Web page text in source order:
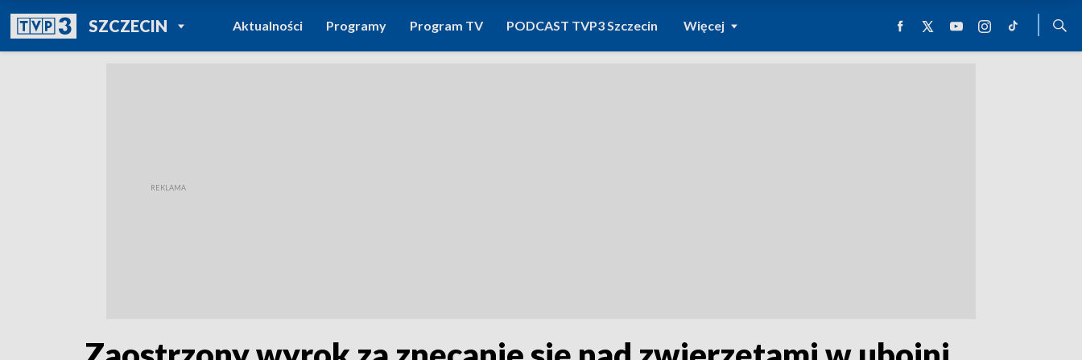
SZCZECINPOWRÓT DO
TVP REGIONY
Aktualności Programy Program TV PODCAST TVP3 Szczecin Więcej